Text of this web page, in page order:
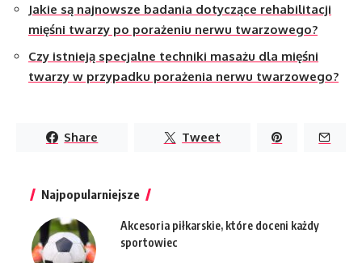
Jakie są najnowsze badania dotyczące rehabilitacji
mięśni twarzy po porażeniu nerwu twarzowego?
Czy istnieją specjalne techniki masażu dla mięśni
twarzy w przypadku porażenia nerwu twarzowego?
Share Tweet
Najpopularniejsze
Akcesoria piłkarskie, które doceni każdy
sportowiec